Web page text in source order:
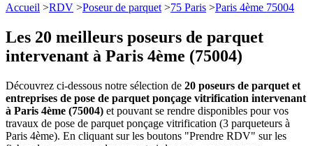
Accueil >RDV >Poseur de parquet >75 Paris >Paris 4ème 75004
Les 20 meilleurs poseurs de parquet
intervenant à Paris 4ème (75004)
Découvrez ci-dessous notre sélection de 20 poseurs de parquet et
entreprises de pose de parquet ponçage vitrification intervenant
à Paris 4ème (75004) et pouvant se rendre disponibles pour vos
travaux de pose de parquet ponçage vitrification (3 parqueteurs à
Paris 4ème). En cliquant sur les boutons "Prendre RDV" sur les